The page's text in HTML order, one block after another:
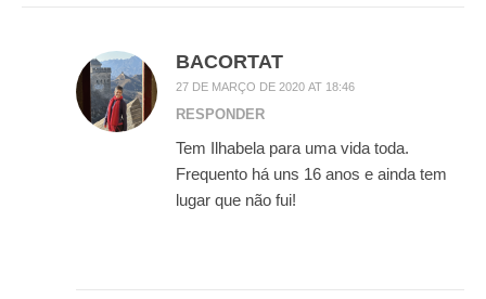
BACORTAT
27 DE MARÇO DE 2020 AT 18:46
RESPONDER
Tem Ilhabela para uma vida toda.
Frequento há uns 16 anos e ainda tem
lugar que não fui!